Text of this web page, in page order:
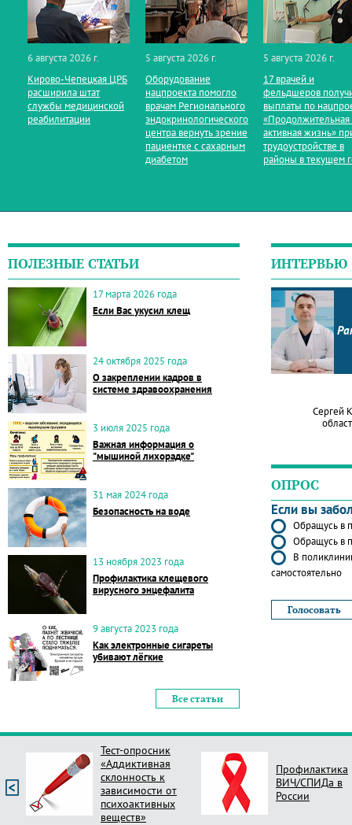
6 августа 2026 г.
Кирово‑Чепецкая ЦРБ
расширила штат
службы медицинской
реабилитации
5 августа 2026 г.
Оборудование
нацпроекта помогло
врачам Регионального
эндокринологического
центра вернуть зрение
пациентке с сахарным
диабетом
5 августа 2026 г.
17 врачей и
фельдшеров
выплаты по
«Продолжительная
активная жизнь»
трудоустройстве в
районы в текущем
ПОЛЕЗНЫЕ СТАТЬИ
17 марта 2026 года
Если Вас укусил клещ
24 октября 2025 года
О закреплении кадров в
системе здравоохранения
3 июля 2025 года
Важная информация о
"мышиной лихорадке"
31 мая 2024 года
Безопасность на воде
13 ноября 2023 года
Профилактика клещевого
вирусного энцефалита
9 августа 2023 года
Как электронные сигареты
убивают лёгкие
Все статьи
ИНТЕРВЬЮ
Сергей
ОПРОС
Если вы
Обращусь в
Обращусь в
В
самостоятельно
Тест-опросник
«Аддиктивная
склонность к
зависимости от
психоактивных
веществ»
Профилактика
ВИЧ/СПИДа в
России